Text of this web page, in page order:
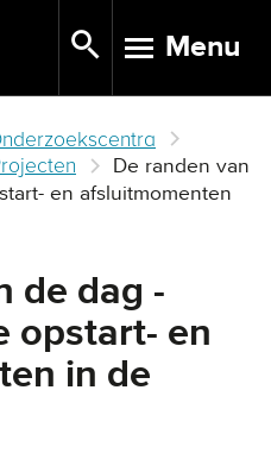
TOGGLE
Menu
De randen van
en afsluitmomenten
de dag -
opstart- en
in de